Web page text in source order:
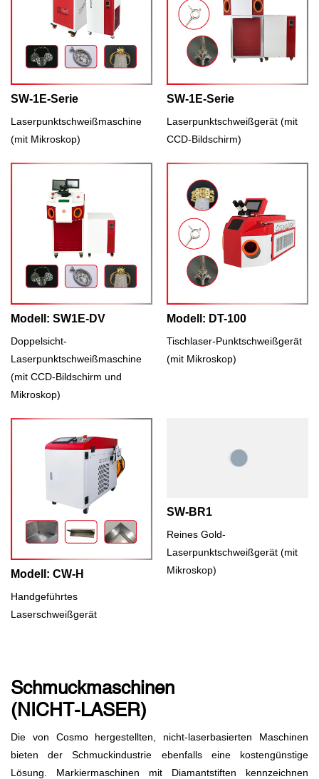
SW-1E-Serie
Laserpunktschweißmaschine
(mit Mikroskop)
SW-1E-Serie
Laserpunktschweißgerät (mit
CCD-Bildschirm)
Modell: SW1E-DV
Doppelsicht-
Laserpunktschweißmaschine
(mit CCD-Bildschirm und
Mikroskop)
Modell: DT-100
Tischlaser-Punktschweißgerät
(mit Mikroskop)
Modell: CW-H
Handgeführtes
Laserschweißgerät
SW-BR1
Reines Gold-
Laserpunktschweißgerät (mit
Mikroskop)
Schmuckmaschinen
(NICHT-LASER)
Die von Cosmo hergestellten, nicht-laserbasierten Maschinen
bieten der Schmuckindustrie ebenfalls eine kostengünstige
Lösung. Markiermaschinen mit Diamantstiften kennzeichnen